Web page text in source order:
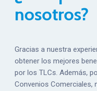
nosotros?
Gracias a nuestra
obtener los mejores
por los TLCs. Además,
Convenios Comerciales,